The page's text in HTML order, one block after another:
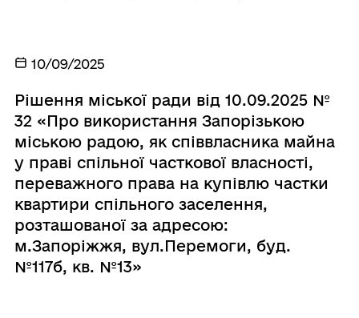
10/09/2025
Рішення міської ради від 10.09.2025 №
32 «Про використання Запорізькою
міською радою, як співвласника майна
у праві спільної часткової власності,
переважного права на купівлю частки
квартири спільного заселення,
розташованої за адресою:
м.Запоріжжя, вул.Перемоги, буд.
№117б, кв. №13»